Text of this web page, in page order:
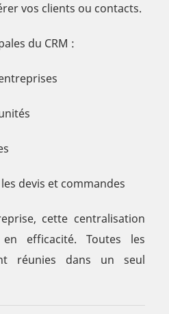
vos clients ou contacts.
du CRM :
devis et commandes
cette centralisation
efficacité. Toutes les
réunies dans un seul